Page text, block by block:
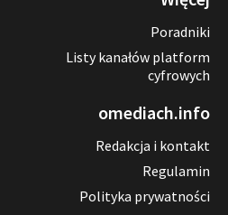
Poradniki
Listy kanałów platform
cyfrowych
omediach.info
Redakcja i kontakt
Regulamin
Polityka prywatności